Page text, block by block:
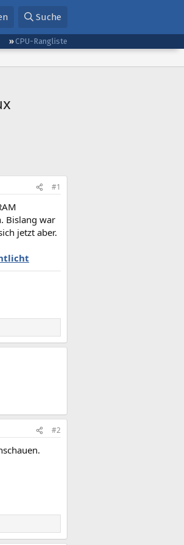
Suche
CPU-Rangliste
#1
Bislang war
jetzt aber.
#2